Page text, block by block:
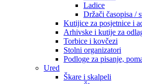
Ladice
Držači časopisa /
Kutijice za posjetnice i
Arhivske i kutije za
Torbice i kovčezi
Stolni organizatori
Podloge za pisanje,
Ured
Škare i skalpeli